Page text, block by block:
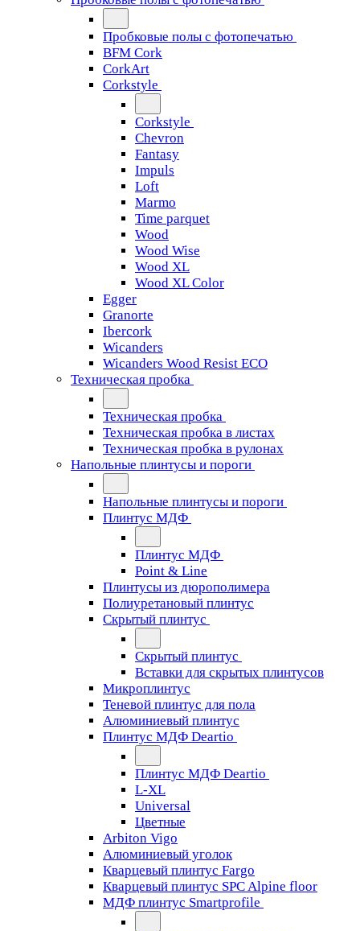
Пробковые полы с фотопечатью
BFM Cork
CorkArt
Corkstyle
Corkstyle
Chevron
Fantasy
Impuls
Loft
Marmo
Time parquet
Wood
Wood Wise
Wood XL
Wood XL Color
Egger
Granorte
Ibercork
Wicanders
Wicanders Wood Resist ECO
Техническая пробка
Техническая пробка
Техническая пробка в листах
Техническая пробка в рулонах
Напольные плинтусы и пороги
Напольные плинтусы и пороги
Плинтус МДФ
Плинтус МДФ
Point & Line
Плинтусы из дюрополимера
Полиуретановый плинтус
Скрытый плинтус
Скрытый плинтус
Вставки для скрытых плинтусов
Микроплинтус
Теневой плинтус для пола
Алюминиевый плинтус
Плинтус МДФ Deartio
Плинтус МДФ Deartio
L-XL
Universal
Цветные
Arbiton Vigo
Алюминиевый уголок
Кварцевый плинтус Fargo
Кварцевый плинтус SPC Alpine floor
МДФ плинтус Smartprofile